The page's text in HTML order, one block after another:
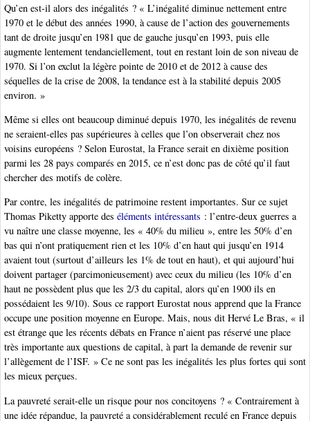
Qu’en est-il alors des inégalités ? « L’inégalité diminue nettement entre
1970 et le début des années 1990, à cause de l’action des gouvernements
tant de droite jusqu’en 1981 que de gauche jusqu’en 1993, puis elle
augmente lentement tendanciellement, tout en restant loin de son niveau de
1970. Si l’on exclut la légère pointe de 2010 et de 2012 à cause des
séquelles de la crise de 2008, la tendance est à la stabilité depuis 2005
environ. »
Même si elles ont beaucoup diminué depuis 1970, les inégalités de revenu
ne seraient-elles pas supérieures à celles que l’on observerait chez nos
voisins européens ? Selon Eurostat, la France serait en dixième position
parmi les 28 pays comparés en 2015, ce n’est donc pas de côté qu’il faut
chercher des motifs de colère.
Par contre, les inégalités de patrimoine restent importantes. Sur ce sujet
Thomas Piketty apporte des éléments intéressants : l’entre-deux guerres a
vu naître une classe moyenne, les « 40% du milieu », entre les 50% d’en
bas qui n’ont pratiquement rien et les 10% d’en haut qui jusqu’en 1914
avaient tout (surtout d’ailleurs les 1% de tout en haut), et qui aujourd’hui
doivent partager (parcimonieusement) avec ceux du milieu (les 10% d’en
haut ne possèdent plus que les 2/3 du capital, alors qu’en 1900 ils en
possédaient les 9/10). Sous ce rapport Eurostat nous apprend que la France
occupe une position moyenne en Europe. Mais, nous dit Hervé Le Bras, « il
est étrange que les récents débats en France n’aient pas réservé une place
très importante aux questions de capital, à part la demande de revenir sur
l’allègement de l’ISF. » Ce ne sont pas les inégalités les plus fortes qui sont
les mieux perçues.
La pauvreté serait-elle un risque pour nos concitoyens ? « Contrairement à
une idée répandue, la pauvreté a considérablement reculé en France depuis